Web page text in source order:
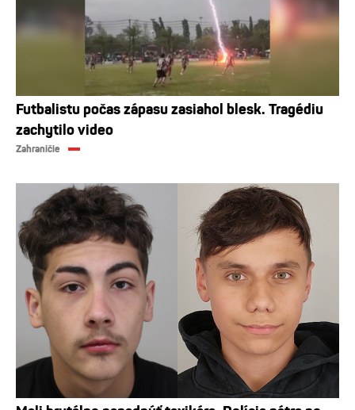
Futbalistu počas zápasu zasiahol blesk. Tragédiu
zachytilo video
Zahraničie